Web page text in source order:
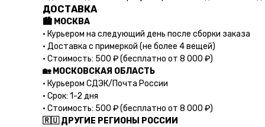
ДОСТАВКА
🏙️ МОСКВА
• Курьером на следующий день после сборки заказа
• Доставка с примеркой (не более 4 вещей)
• Стоимость: 500 ₽ (бесплатно от 8 000 ₽)
🏡 МОСКОВСКАЯ ОБЛАСТЬ
• Курьером СДЭК/Почта России
• Срок: 1-2 дня
• Стоимость: 500 ₽ (бесплатно от 8 000 ₽)
🇷🇺 ДРУГИЕ РЕГИОНЫ РОССИИ